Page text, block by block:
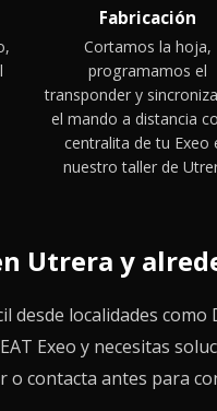
Fabricación
Cortamos la hoja,
programamos el
transponder y
el mando a distancia
centralita de tu Exeo
nuestro taller de
Utrera y
desde localidades
Exeo y necesitas
o contacta antes para